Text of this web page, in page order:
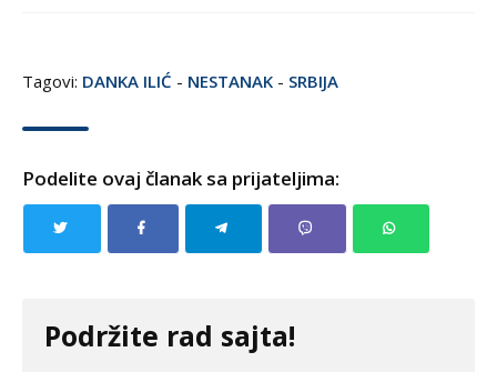
Tagovi: DANKA ILIĆ - NESTANAK - SRBIJA
Podelite ovaj članak sa prijateljima:
Podržite rad sajta!